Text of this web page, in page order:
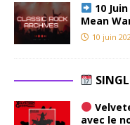
10
Mean
10 juin
avec le